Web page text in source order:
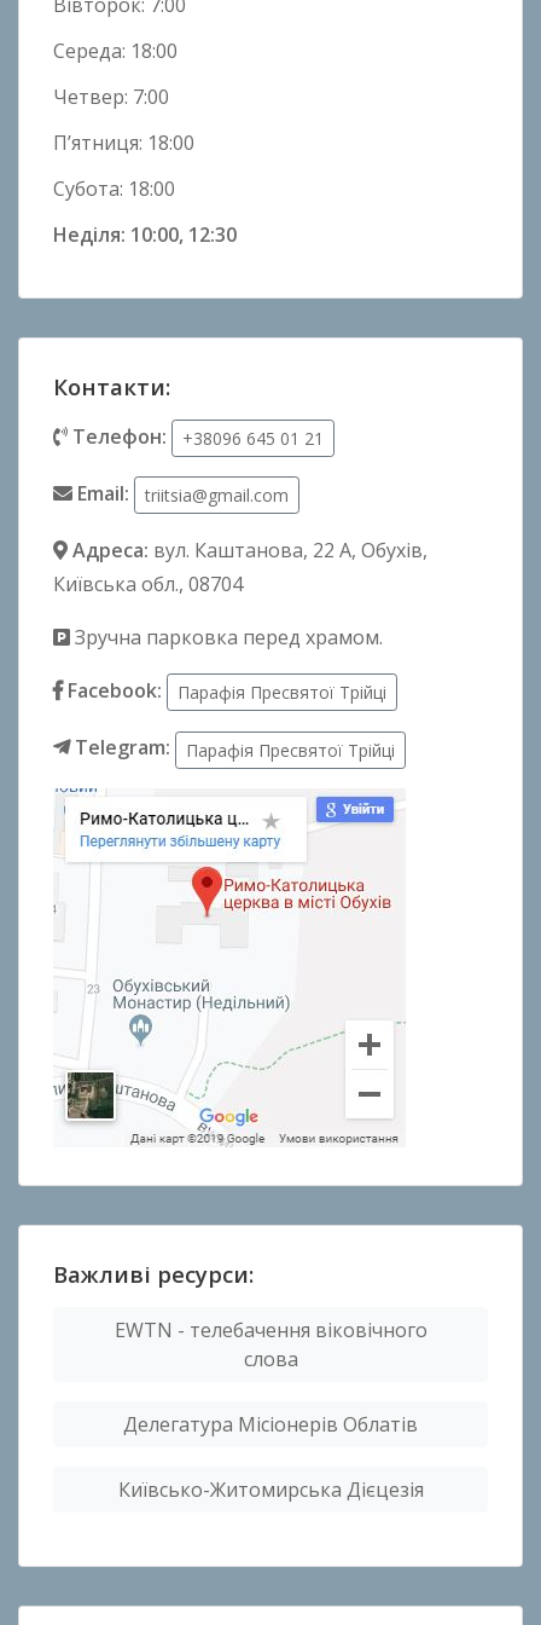
Середа: 18:00
Четвер: 7:00
П’ятниця: 18:00
Субота: 18:00
Неділя: 10:00, 12:30
Контакти:
Телефон: +38096 645 01 21
Email: triitsia@gmail.com
Адреса: вул. Каштанова, 22 А, Обухів,
Київська обл., 08704
Зручна парковка перед храмом.
Facebook:
Парафія Пресвятої Трійці
Telegram: Парафія Пресвятої Трійці
Важливі ресурси:
EWTN - телебачення віковічного
слова
Делегатура Місіонерів Облатів
Київсько-Житомирська Дієцезія